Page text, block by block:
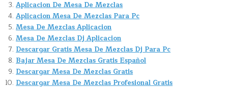
Aplicacion De Mesa De Mezclas
Aplicacion Mesa De Mezclas Para Pc
Mesa De Mezclas Aplicacion
Mesa De Mezclas Dj Aplicacion
Descargar Gratis Mesa De Mezclas Dj Para Pc
Bajar Mesa De Mezclas Gratis Español
Descargar Mesa De Mezclas Gratis
Descargar Mesa De Mezclas Profesional Gratis